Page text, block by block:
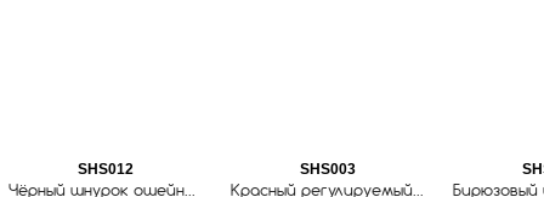
SHS012
Чёрный шнурок ошейник для ношения адресника
SHS003
Красный регулируемый шнурок ошейник для ношения собачьего адресника